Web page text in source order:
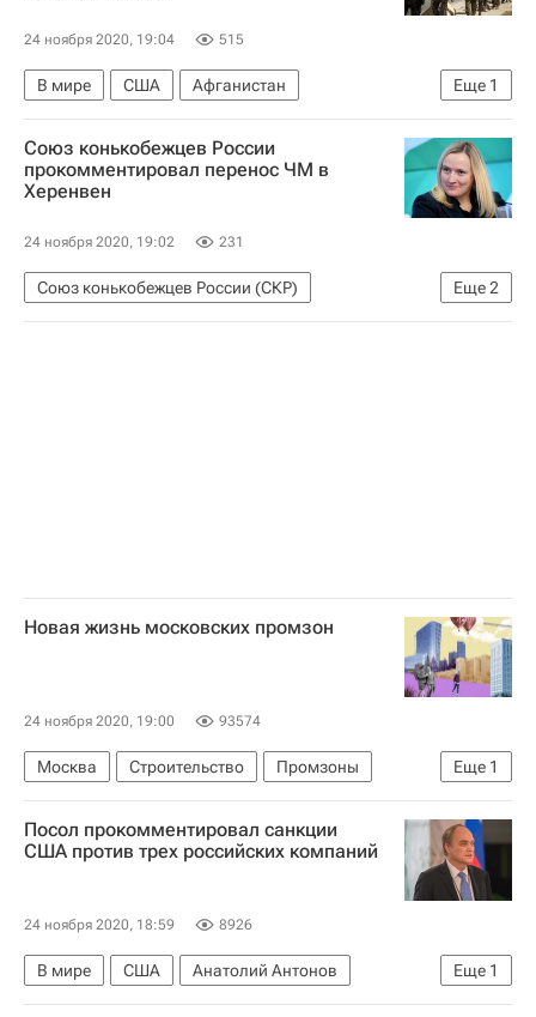
24 ноября 2020, 19:04 515
Еще 1
В мире США
Афганистан
Дональд Трамп
Союз конькобежцев России
прокомментировал перенос ЧМ в
Херенвен
24 ноября 2020, 19:02 231
Еще2
Союз конькобежцев России (СКР)
Конькобежный спорт
Варвара Барышева
Новая жизнь московских промзон
24 ноября 2020, 19:00 93574
Еще 1
Москва Строительство
Промзоны
Производство
Посол прокомментировал санкции
США против трех российских компаний
24 ноября 2020, 18:59 8926
Еще 1
В мире США
Анатолий Антонов
Россия